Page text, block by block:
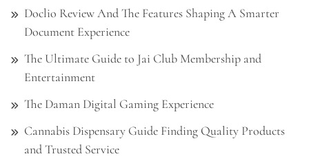
Doclio Review And The Features Shaping A Smarter
Document Experience
The Ultimate Guide to Jai Club Membership and
Entertainment
The Daman Digital Gaming Experience
Cannabis Dispensary Guide Finding Quality Products
and Trusted Service